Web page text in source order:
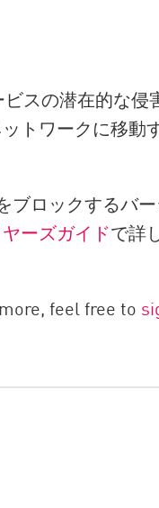
スの潜在的な侵
トワークに移動
ブロックするバー
ーズガイドで詳
feel free to